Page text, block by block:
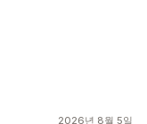
2026년 8월 5일